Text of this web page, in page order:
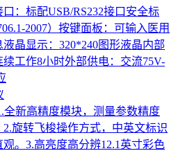
：标配USB/RS232接口安全标
2007）按键面板：可输入医用
晶显示：320*240图形液晶内部
工作8小时外部供电：交流75V-
全新高精度模块，测量参数精度
旋转飞梭操作方式，中英文标识
。3.高亮度高分辨12.1英寸彩色